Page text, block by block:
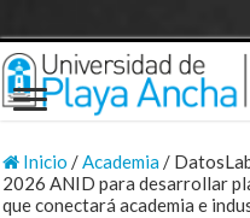
Inicio /Academia/
2026 ANID para desarrollar
que conectará academia e